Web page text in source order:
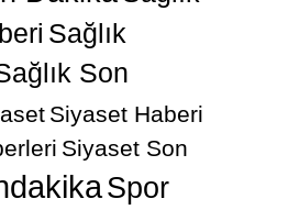
Sağlık
Son
Siyaset Haberi
Siyaset Son
Spor